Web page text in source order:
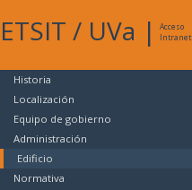
ETSIT / UVa |
Acceso
Intranet
Historia
Localización
Equipo de gobierno
Administración
Edificio
Normativa